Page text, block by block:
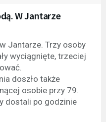
W Jantarze
Jantarze. Trzy osoby
wyciągnięte, trzeciej
doszło także
osobie przy 79.
dostali po godzinie